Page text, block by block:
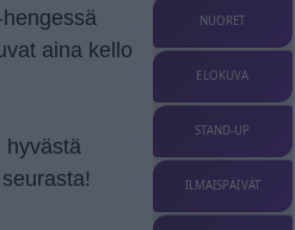
aina kello
hyvästä
NUORET
ELOKUVA
STAND-UP
ILMAISPÄIVÄT